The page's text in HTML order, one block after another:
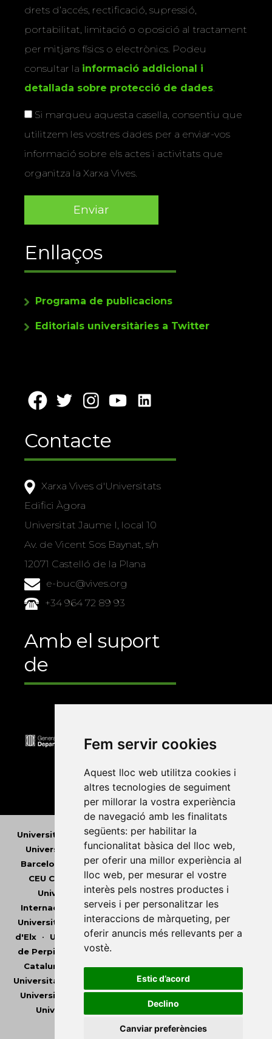
Fem servir cookies
Aquest lloc web utilitza cookies i
altres tecnologies de seguiment
per millorar la vostra experiència
de navegació amb les finalitats
següents: per habilitar la
funcionalitat bàsica del lloc web,
per oferir una millor experiència al
lloc web, per mesurar el vostre
interès pels nostres productes i
serveis i per personalitzar les
interaccions de màrqueting, per
oferir anuncis més rellevants per a
vostè.
Estic d’acord
Declino
Canviar preferències
drets d’accés, rectificació, supressió,
portabilitat, limitació o oposició al tractament
per mitjans físics o electrònics. Podeu
consultar la informació addicional i
detallada sobre protecció de dades.
Si marqueu aquesta casella, consentiu que
utilitzem les vostres dades per a enviar-vos
informació sobre els actes i activitats que
organitza la Xarxa Vives.
Enllaços
Programa de publicacions
Editorials universitàries a Twitter
Contacte
Xarxa Vives d'Universitats
Edifici Àgora
Universitat Jaume I, local 10
Av. de Vicent Sos Baynat, s/n
12071 Castelló de la Plana
e-buc@vives.org
+34 964 72 89 93
Amb el suport
de
Universitat Abat Oliba CEU•Universitat d'Alacant
Universitat d'Andorra•Universitat Autònoma de
Barcelona
Universitat de Barcelona• Universitat
CEU Cardenal Herrera•Universitat de Girona
Universitat de les Illes Balears•Universitat
Internacional de Catalunya •Universitat Jaume I
Universitat de Lleida•Universitat Miguel Hernández
d'Elx• Universitat Oberta de Catalunya•Universitat
de Perpinyà Via Domitia
Catalunya
Universitat Politècnica de València•
Universitat Pompeu Fabra
•Universitat Ramon Llull
Universitat Rovira i Virgili•Universitat de Sàsser•
Universitat de València
•Universitat de Vic -
Universitat Central de Catalunya